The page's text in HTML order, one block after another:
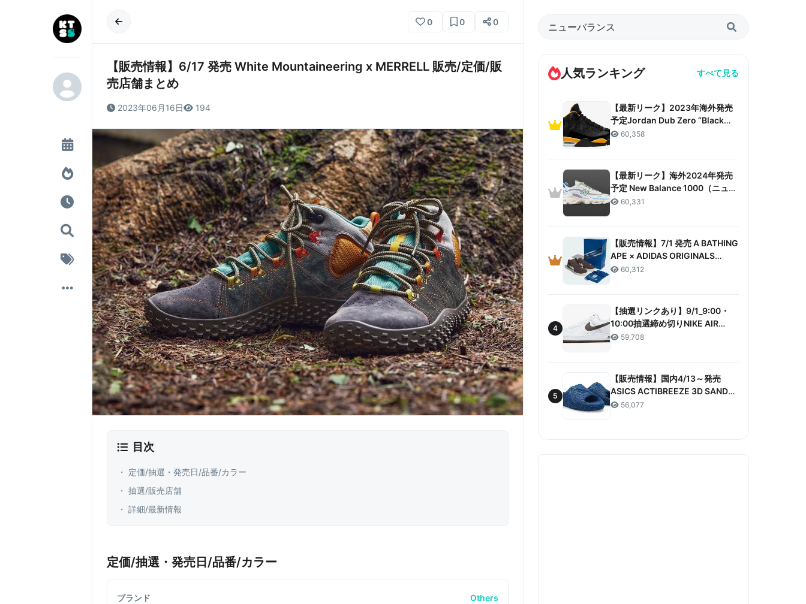
0 0 0
【販売情報】6/17 発売 White Mountaineering x MERRELL 販売/定価/販
売店舗まとめ
2023年06月16日 194
目次
・ 定価/抽選・発売日/品番/カラー
・ 抽選/販売店舗
・ 詳細/最新情報
定価/抽選・発売日/品番/カラー
ブランド Others
人気ランキング すべて見る
【最新リーク】2023年海外発売
予定Jordan Dub Zero “Black
Taxi”リーク情報まとめ
60,358
【最新リーク】海外2024年発売
予定 New Balance 1000（ニュー
バランス 1000）リーク情報まと
60,331
【販売情報】7/1 発売 A BATHING
APE × ADIDAS ORIGINALS
CAMPUS 80S “30TH
60,312
4
【抽選リンクあり】9/1_9:00・
10:00抽選締め切りNIKE AIR
FORCE 1 LOW RETRO COLOR
59,708
5
【販売情報】国内4/13～発売
ASICS ACTIBREEZE 3D SANDAL
“MAKO BLUE” 販売/定価/店舗ま
56,077